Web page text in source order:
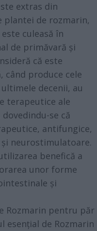
extras din
plantei de rozmarin,
culeasă în
de primăvară și
că este
când produce cele
decenii, au
terapeutice ale
se că
antifungice,
neurostimulatoare.
benefică a
unor forme
și
Rozmarin pentru păr
esențial de Rozmarin